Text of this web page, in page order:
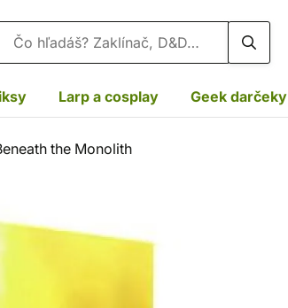
Vyhľadávanie
Larp a cosplay Geek darčeky
the Monolith